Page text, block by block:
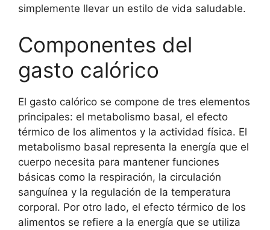
simplemente llevar un estilo de vida saludable.
Componentes del
gasto calórico
El gasto calórico se compone de tres elementos
principales: el metabolismo basal, el efecto
térmico de los alimentos y la actividad física. El
metabolismo basal representa la energía que el
cuerpo necesita para mantener funciones
básicas como la respiración, la circulación
sanguínea y la regulación de la temperatura
corporal. Por otro lado, el efecto térmico de los
alimentos se refiere a la energía que se utiliza